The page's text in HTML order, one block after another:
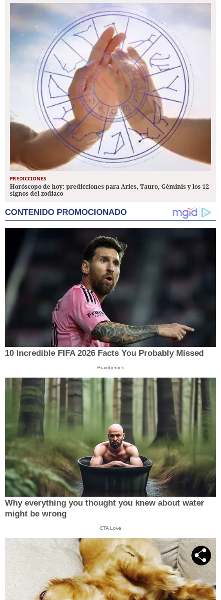
PREDICCIONES
Horóscopo de hoy: predicciones para Aries, Tauro, Géminis y los 12
signos del zodiaco
CONTENIDO PROMOCIONADO
10 Incredible FIFA 2026 Facts You Probably Missed
Brainberries
Why everything you thought you knew about water
might be wrong
CTA Love